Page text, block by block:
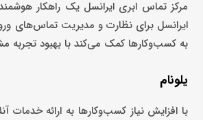
مرکز تماس ابری ایرانسل یک راهکار
ایرانسل برای نظارت و مدیریت تماس‌های
به کسب‌وکارها کمک می‌کند با بهبود تجربه
یلونام
با افزایش نیاز کسب‌وکارها به ارائه خدمات